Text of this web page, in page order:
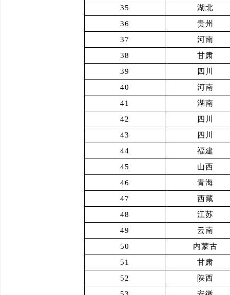
35
湖北
36
贵州
37
河南
38
甘肃
39
四川
40
河南
41
湖南
42
四川
43
四川
44
福建
45
山西
46
青海
47
西藏
48
江苏
49
云南
50
内蒙古
51
甘肃
52
陕西